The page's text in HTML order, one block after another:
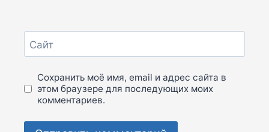
Сайт
Сохранить моё имя, email и адрес сайта в
этом браузере для последующих моих
комментариев.